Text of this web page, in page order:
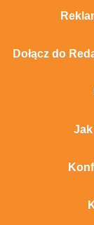
Dołącz do